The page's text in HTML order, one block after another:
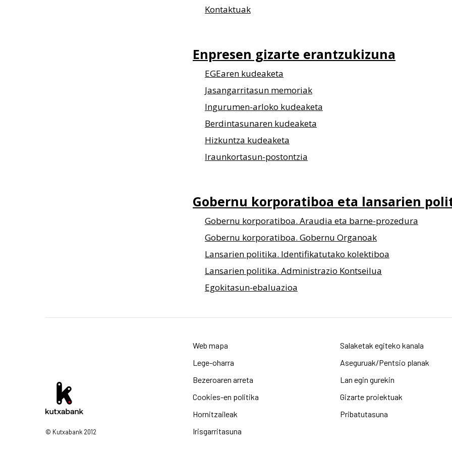
Kontaktuak
Enpresen gizarte erantzukizuna
EGEaren kudeaketa
Jasangarritasun memoriak
Ingurumen-arloko kudeaketa
Berdintasunaren kudeaketa
Hizkuntza kudeaketa
Iraunkortasun-postontzia
Gobernu korporatiboa eta lansarien
Gobernu korporatiboa. Araudia eta barne-prozedura
Gobernu korporatiboa. Gobernu Organoak
Lansarien politika. Identifikatutako kolektiboa
Lansarien politika. Administrazio Kontseilua
Egokitasun-ebaluazioa
Web mapa
Salaketak egiteko kanala
Lege-oharra
Aseguruak/Pentsio planak
Bezeroaren arreta
Lan egin gurekin
Cookies-en politika
Gizarte proiektuak
Hornitzaileak
Pribatutasuna
Irisgarritasuna
© Kutxabank 2012